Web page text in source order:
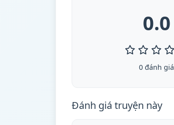
0.0
0 đánh giá
Đánh giá truyện này